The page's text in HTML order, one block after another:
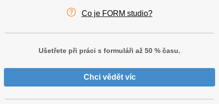
Co je FORM studio?
Ušetřete při práci s formuláři až 50 % času.
Chci vědět víc